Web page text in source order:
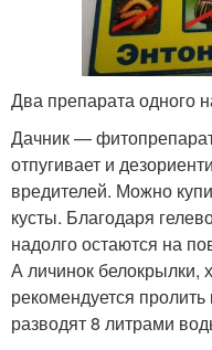
Два препарата одного
Дачник —
отпугивает и
вредителей. Можно
кусты. Благодаря
надолго остаются на
А личинок белокрылки,
рекомендуется
разводят 8 литрами